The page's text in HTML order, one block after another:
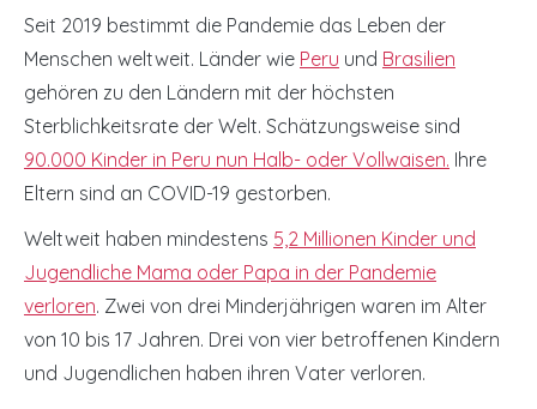
Seit 2019 bestimmt die Pandemie das Leben der
Menschen weltweit. Länder wie Peru und Brasilien
gehören zu den Ländern mit der höchsten
Sterblichkeitsrate der Welt. Schätzungsweise sind
90.000 Kinder in Peru nun Halb- oder Vollwaisen. Ihre
Eltern sind an COVID-19 gestorben.
Weltweit haben mindestens 5,2 Millionen Kinder und
Jugendliche Mama oder Papa in der Pandemie
verloren. Zwei von drei Minderjährigen waren im Alter
von 10 bis 17 Jahren. Drei von vier betroffenen Kindern
und Jugendlichen haben ihren Vater verloren.